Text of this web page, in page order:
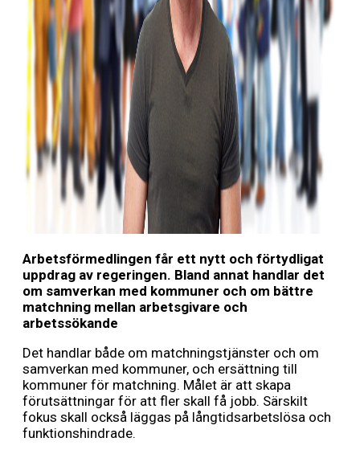
Arbetsförmedlingen får ett nytt och förtydligat
uppdrag av regeringen. Bland annat handlar det
om samverkan med kommuner och om bättre
matchning mellan arbetsgivare och
arbetssökande
Det handlar både om matchningstjänster och om
samverkan med kommuner, och ersättning till
kommuner för matchning. Målet är att skapa
förutsättningar för att fler skall få jobb. Särskilt
fokus skall också läggas på långtidsarbetslösa och
funktionshindrade.